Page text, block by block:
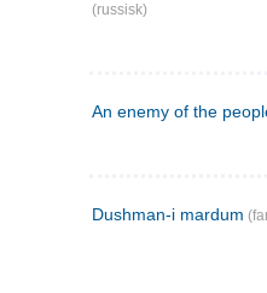
(russisk)
An enemy of the
Dushman-i mardum